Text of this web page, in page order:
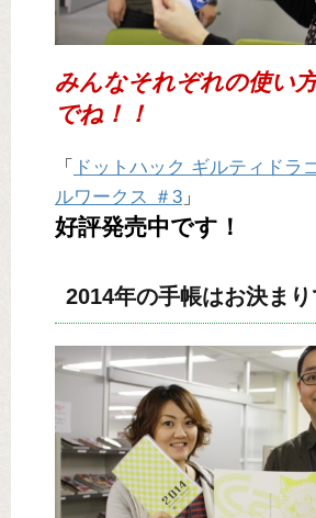
みんなそれぞれの使い
でね！！
「
ドットハック ギルティドラ
ルワークス ＃3 」
好評発売中です！
2014年の手帳はお決まり